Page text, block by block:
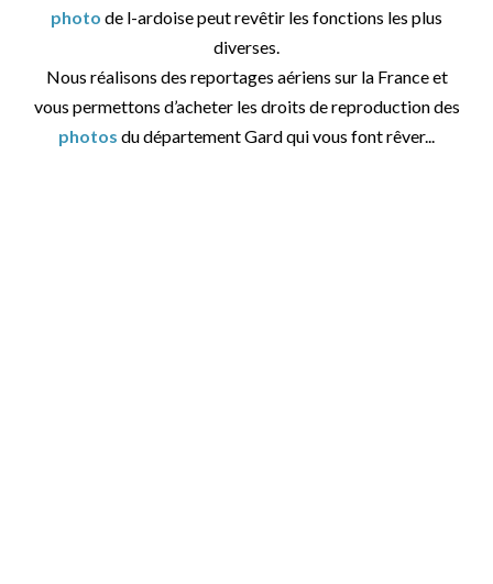
photo de l-ardoise peut revêtir les fonctions les plus
diverses.
Nous réalisons des reportages aériens sur la France et
vous permettons d’acheter les droits de reproduction des
photos du département Gard qui vous font rêver...